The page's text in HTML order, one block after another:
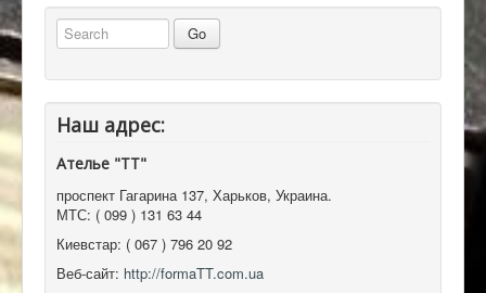
Наш адрес:
Ателье "ТТ"
проспект Гагарина 137, Харьков, Украина.
МТС: ( 099 ) 131 63 44
Киевстар: ( 067 ) 796 20 92
Веб-сайт: http://formaTT.com.ua